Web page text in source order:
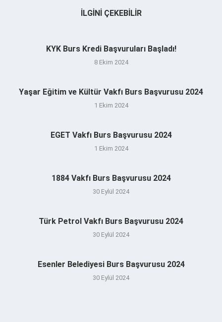
İLGINI ÇEKEBILIR
KYK Burs Kredi Başvuruları Başladı!
8 Ekim 2024
Yaşar Eğitim ve Kültür Vakfı Burs Başvurusu 2024
1 Ekim 2024
EGET Vakfı Burs Başvurusu 2024
1 Ekim 2024
1884 Vakfı Burs Başvurusu 2024
30 Eylül 2024
Türk Petrol Vakfı Burs Başvurusu 2024
30 Eylül 2024
Esenler Belediyesi Burs Başvurusu 2024
30 Eylül 2024